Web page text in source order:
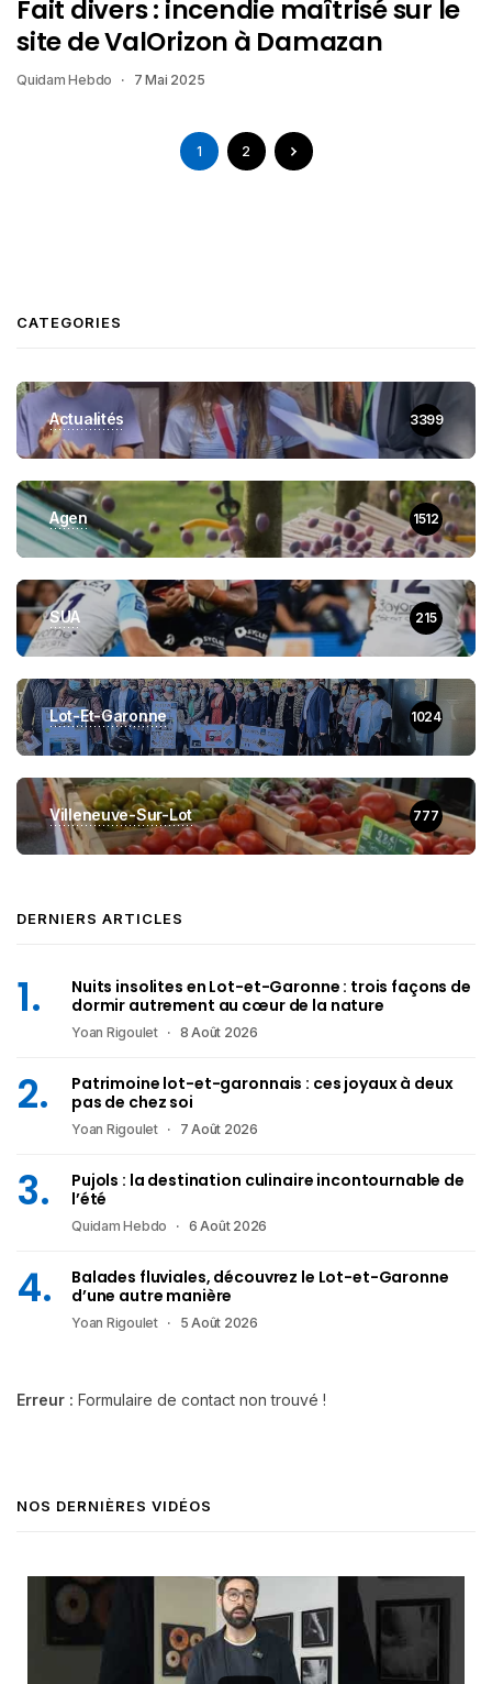
Fait divers : incendie maîtrisé sur le
site de ValOrizon à Damazan
Quidam Hebdo 7 Mai 2025
1 2
CATEGORIES
Actualités 3399
Agen 1512
SUA 215
Lot-Et-Garonne 1024
Villeneuve-Sur-Lot 777
DERNIERS ARTICLES
Nuits insolites en Lot-et-Garonne : trois façons de
dormir autrement au cœur de la nature
Yoan Rigoulet 8 Août 2026
Patrimoine lot-et-garonnais : ces joyaux à deux
pas de chez soi
Yoan Rigoulet 7 Août 2026
Pujols : la destination culinaire incontournable de
l’été
Quidam Hebdo 6 Août 2026
Balades fluviales, découvrez le Lot-et-Garonne
d’une autre manière
Yoan Rigoulet 5 Août 2026
Erreur : Formulaire de contact non trouvé !
NOS DERNIÈRES VIDÉOS